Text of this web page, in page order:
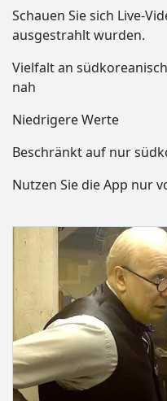
Schauen Sie sich Live-
ausgestrahlt wurden.
Vielfalt an
nah
Niedrigere Werte
Beschränkt auf nur
Nutzen Sie die App nur